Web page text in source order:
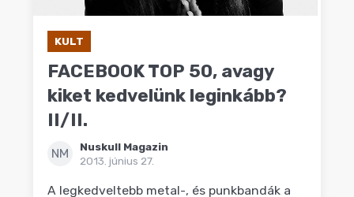
KULT
FACEBOOK TOP 50, avagy
kiket kedvelünk leginkább?
II/II.
NM
Nuskull Magazin
2013. június 27.
A legkedveltebb metal-, és punkbandák a